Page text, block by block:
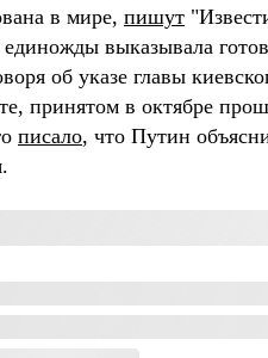
в мире, пишут
выказывала
об указе главы
принятом в октябре
писало, что Путин